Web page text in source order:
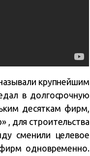
крупнейшим
в долгосрочную
десяткам фирм,
, для строительства
сменили целевое
одновременно.